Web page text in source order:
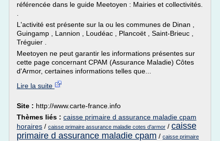
référencée dans le guide Meetoyen : Mairies et collectivités.
L'activité est présente sur la ou les communes de Dinan ,
Guingamp , Lannion , Loudéac , Plancoët , Saint-Brieuc ,
Tréguier .
Meetoyen ne peut garantir les informations présentes sur
cette page concernant CPAM (Assurance Maladie) Côtes
d'Armor, certaines informations telles que...
Lire la suite
Site : http://www.carte-france.info
Thèmes liés : caisse primaire d assurance maladie cpam
horaires / caisse primaire assurance maladie cotes d'armor / caisse
primaire d assurance maladie cpam / caisse primaire